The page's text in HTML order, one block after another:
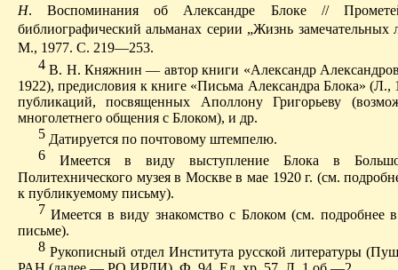
Н. Воспоминания об Александре Блоке //
библиографический альманах серии „Жизнь замечательных
М., 1977. С. 219—253.
4 В. Н. Княжнин — автор книги «Александр
1922), преди­словия к книге «Письма Александра Блока» (Л.,
публикаций, посвященных Аполлону Григорьеву
многолетнего общения с Блоком), и др.
5 Датируется по почтовому штемпелю.
6
Имеется в виду выступление Блока в
Политехнического музея в Москве в мае 1920 г. (см.
к публикуемому письму).
7 Имеется в виду знакомство с Блоком (см. подробнее
письме).
8 Рукописный отдел Института русской литературы